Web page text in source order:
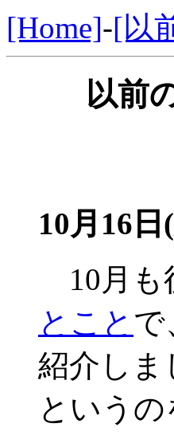
[Home]-[以
以前
10月16
10月も
とこと で
紹介しま
という